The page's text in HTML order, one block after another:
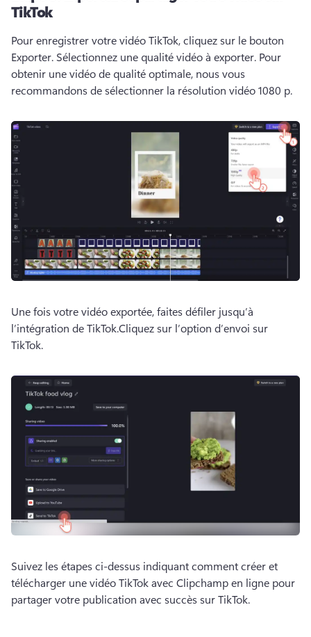
TikTok
Pour enregistrer votre vidéo TikTok, cliquez sur le bouton
Exporter. Sélectionnez une qualité vidéo à exporter. Pour
obtenir une vidéo de qualité optimale, nous vous
recommandons de sélectionner la résolution vidéo 1080 p.
Une fois votre vidéo exportée, faites défiler jusqu’à
l’intégration de TikTok.Cliquez sur l’option d’envoi sur
TikTok.
Suivez les étapes ci-dessus indiquant comment créer et
télécharger une vidéo TikTok avec Clipchamp en ligne pour
partager votre publication avec succès sur TikTok.